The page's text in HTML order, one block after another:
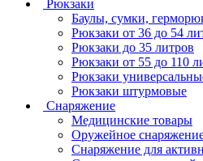
Рюкзаки
Баулы, сумки,
Рюкзаки от 36 до 54
Рюкзаки до 35 литров
Рюкзаки от 55 до 110
Рюкзаки
Рюкзаки штурмовые
Снаряжение
Медицинские товары
Оружейное
Снаряжение для